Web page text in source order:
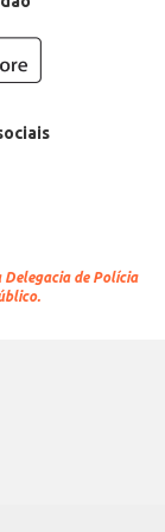
Delegacia de Polícia